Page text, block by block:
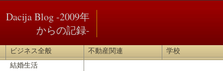
Dacija Blog -2009年
からの記録-
ビジネス全般 不動産関連
学校
結婚生活